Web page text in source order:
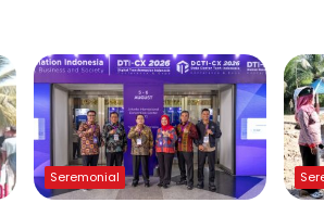
Seremonial